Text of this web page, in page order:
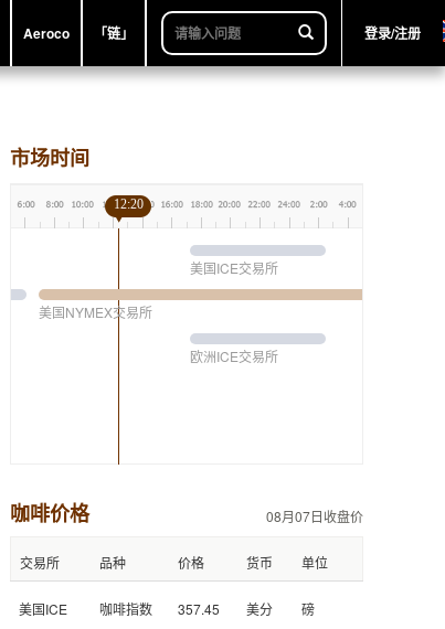
Aeroco 「链」 登录/注册
市场时间
美国ICE交易所
美国NYMEX交易所
欧洲ICE交易所
12:20
咖啡价格 08月07日收盘价
交易所 品种 价格 货币 单位
美国ICE 咖啡指数 357.45 美分 磅